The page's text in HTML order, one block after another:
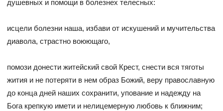
душевных и помощи в болезнех телесных:
исцели болезни наша, избави от искушений и мучительства
диавола, страстно воюющаго,
помози донести житейский свой Крест, снести вся тяготы
жития и не потеряти в нем образ Божий, веру православную
до конца дней наших сохранити, упование и надежду на
Бога крепкую имети и нелицемерную любовь к ближним;